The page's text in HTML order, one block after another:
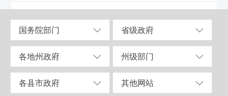
国务院部门 省级政府
各地州政府 州级部门
各县市政府 其他网站